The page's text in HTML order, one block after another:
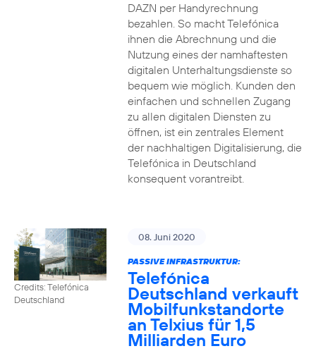
DAZN per Handyrechnung
bezahlen. So macht Telefónica
ihnen die Abrechnung und die
Nutzung eines der namhaftesten
digitalen Unterhaltungsdienste so
bequem wie möglich. Kunden den
einfachen und schnellen Zugang
zu allen digitalen Diensten zu
öffnen, ist ein zentrales Element
der nachhaltigen Digitalisierung, die
Telefónica in Deutschland
konsequent vorantreibt.
Credits: Telefónica
Deutschland
08. Juni 2020
PASSIVE INFRASTRUKTUR:
Telefónica
Deutschland verkauft
Mobilfunkstandorte
an Telxius für 1,5
Milliarden Euro